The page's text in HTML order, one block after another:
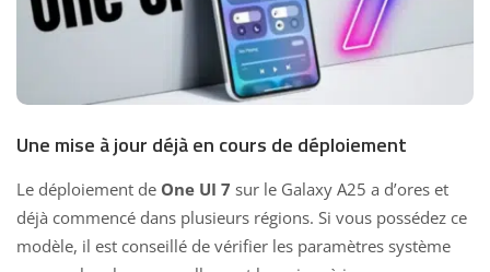
Une mise à jour déjà en cours de déploiement
Le déploiement de One UI 7 sur le Galaxy A25 a d’ores et
déjà commencé dans plusieurs régions. Si vous possédez ce
modèle, il est conseillé de vérifier les paramètres système